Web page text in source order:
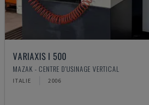
VARIAXIS I 500
MAZAK - CENTRE D'USINAGE VERTICAL
ITALIE 2006